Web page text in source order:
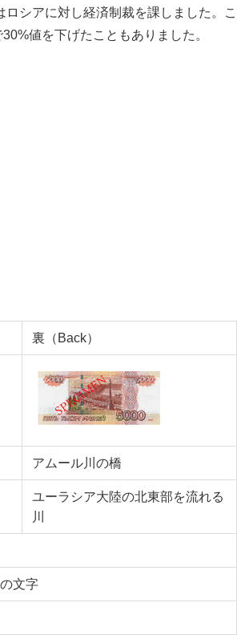
シアに対し経済制裁を課しました。こ
値を下げたこともありました。
裏（Back）
アムール川の橋
ユーラシア大陸の北東部を流れる
川
文字